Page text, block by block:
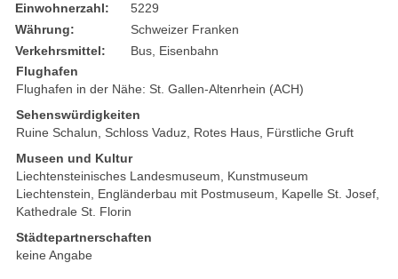
Einwohnerzahl:
5229
Währung:
Schweizer Franken
Verkehrsmittel:
Bus, Eisenbahn
Flughafen
Flughafen in der Nähe: St. Gallen-Altenrhein (ACH)
Sehenswürdigkeiten
Ruine Schalun, Schloss Vaduz, Rotes Haus, Fürstliche Gruft
Museen und Kultur
Liechtensteinisches Landesmuseum, Kunstmuseum
Liechtenstein, Engländerbau mit Postmuseum, Kapelle St. Josef,
Kathedrale St. Florin
Städtepartnerschaften
keine Angabe